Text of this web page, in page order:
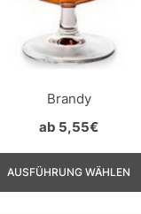
Brandy
ab 5,55€
AUSFÜHRUNG WÄHLEN